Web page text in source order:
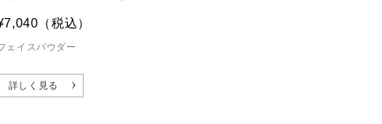
ェイスパウダー
（税込）
詳しく見る